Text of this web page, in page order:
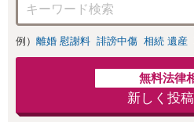
例） 離婚 慰謝料 誹謗中傷 相続 遺産
無料法律
新しく投